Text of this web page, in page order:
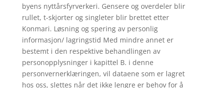
byens nyttårsfyrverkeri. Gensere og overdeler blir
rullet, t-skjorter og singleter blir brettet etter
Konmari. Løsning og spering av personlig
informasjon/ lagringstid Med mindre annet er
bestemt i den respektive behandlingen av
personopplysninger i kapittel B. i denne
personvernerklæringen, vil dataene som er lagret
hos oss, slettes når det ikke lengre er behov for å